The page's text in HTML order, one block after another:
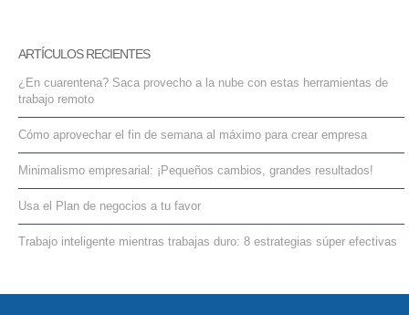
ARTÍCULOS RECIENTES
¿En cuarentena? Saca provecho a la nube con estas herramientas de
trabajo remoto
Cómo aprovechar el fin de semana al máximo para crear empresa
Minimalismo empresarial: ¡Pequeños cambios, grandes resultados!
Usa el Plan de negocios a tu favor
Trabajo inteligente mientras trabajas duro: 8 estrategias súper efectivas